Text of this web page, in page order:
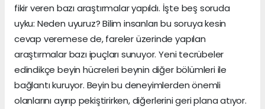
fikir veren bazı araştırmalar yapıldı. İşte beş soruda
uyku: Neden uyuruz? Bilim insanları bu soruya kesin
cevap veremese de, fareler üzerinde yapılan
araştırmalar bazı ipuçları sunuyor. Yeni tecrübeler
edindikçe beyin hücreleri beynin diğer bölümleri ile
bağlantı kuruyor. Beyin bu deneyimlerden önemli
olanlarını ayırıp pekiştirirken, diğerlerini geri plana atıyor.